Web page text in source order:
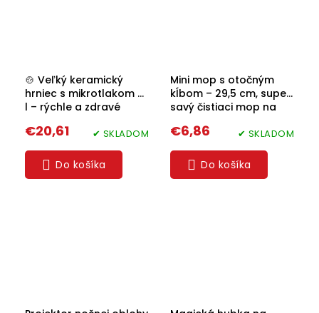
🍲 Veľký keramický
hrniec s mikrotlakom 6
l – rýchle a zdravé
kompromisov✔ SKLADOM
€20,61
Do košíka
Mini mop s otočným
kĺbom – 29,5 cm, super
savý čistiaci mop na
displeje
✔ SKLADOM
€6,86
Do košíka